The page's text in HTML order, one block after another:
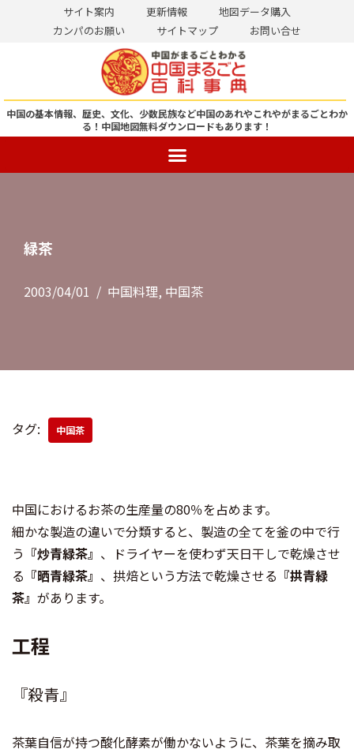
ン
ツ
ス
プ
サイト案内 更新情報
地図データ購入
カンパのお願い
サイトマップ お問い合せ
中国の基本情報、歴史、文化、少数民族など中国のあれやこれやがまるごとわか
る！ 中国地図無料ダウンロードもあります！
緑茶
2003/04/01 中国料理, 中国茶
タグ: 中国茶
中国におけるお茶の生産量の80％を占めます。
細かな製造の違いで分類すると、製造の全てを釜の中で行
う 『炒青緑茶』 、ドライヤーを使わず天日干しで乾燥させ
る 『晒青緑茶』 、拱焙という方法で乾燥させる 『拱青緑
茶』 があります。
工程
『殺青』
茶葉自信が持つ酸化酵素が働かないように、茶葉を摘み取